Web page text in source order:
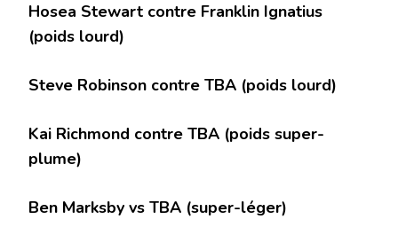
Hosea Stewart contre Franklin Ignatius
(poids lourd)
Steve Robinson contre TBA (poids lourd)
Kai Richmond contre TBA (poids super-
plume)
Ben Marksby vs TBA (super-léger)